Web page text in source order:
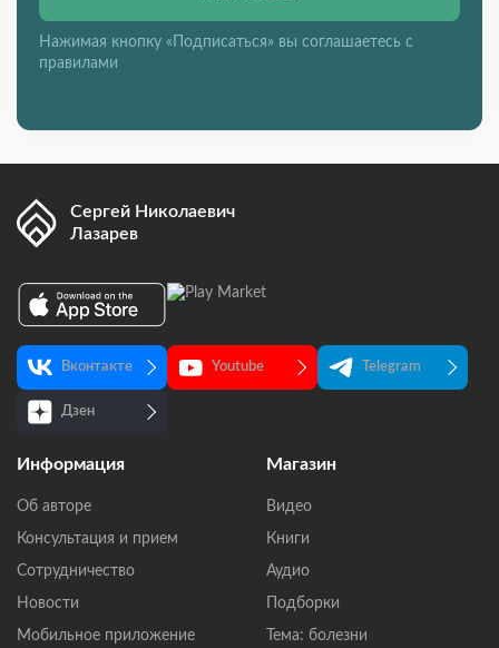
Нажимая кнопку «Подписаться» вы соглашаетесь с
правилами
Сергей Николаевич
Лазарев
Вконтакте Youtube Telegram
Дзен
Информация
Об авторе
Консультация и прием
Сотрудничество
Новости
Мобильное приложение
Магазин
Видео
Книги
Аудио
Подборки
Тема: болезни